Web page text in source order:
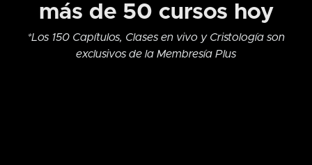
más de 50 cursos hoy
*Los 150 Capítulos, Clases en vivo y Cristología son
exclusivos de la Membresía Plus